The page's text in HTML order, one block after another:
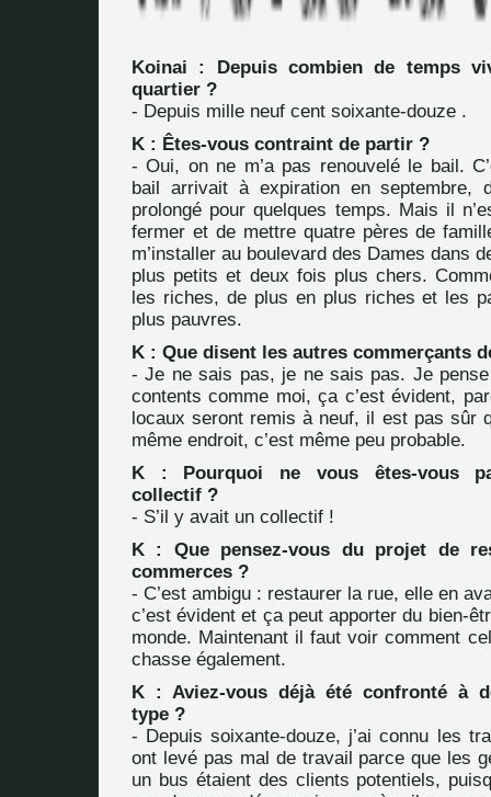
Koinai : Depuis combien de temps
quartier ?
- Depuis mille neuf cent soixante-douze .
K : Êtes-vous contraint de partir ?
- Oui, on ne m’a pas renouvelé le bail.
bail arrivait à expiration en
prolongé pour quelques temps. Mais il
fermer et de mettre quatre pères de
m’installer au boulevard des Dames dans
plus petits et deux fois plus chers.
les riches, de plus en plus riches et les
plus pauvres.
K : Que disent les autres commerçants
- Je ne sais pas, je ne sais pas. Je pense
contents comme moi, ça c’est évident,
locaux seront remis à neuf, il est pas sûr
même endroit, c’est même peu probable.
K : Pourquoi ne vous êtes-vous
collectif ?
- S’il y avait un collectif !
K : Que pensez-vous du projet de
commerces ?
- C’est ambigu : restaurer la rue, elle en
c’est évident et ça peut apporter du bien-
monde. Maintenant il faut voir comment
chasse également.
K : Aviez-vous déjà été confronté à
type ?
- Depuis soixante-douze, j’ai connu les
ont levé pas mal de travail parce que les
un bus étaient des clients potentiels,